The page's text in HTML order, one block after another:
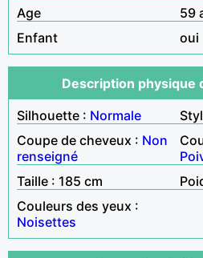
Age
59
Enfant
oui
Description physique
Silhouette : Normale
Coupe de cheveux : Non
renseigné
Taille : 185 cm
Couleurs des yeux :
Noisettes